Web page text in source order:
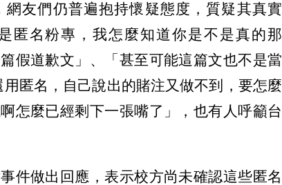
友們仍普遍抱持懷疑態度，質疑其真實
匿名粉專，我怎麼知道你是不是真的那
假道歉文」、「甚至可能這篇文也不是當
匿名，自己說出的賭注又做不到，要怎麼
怎麼已經剩下一張嘴了」，也有人呼籲台
件做出回應，表示校方尚未確認這些匿名